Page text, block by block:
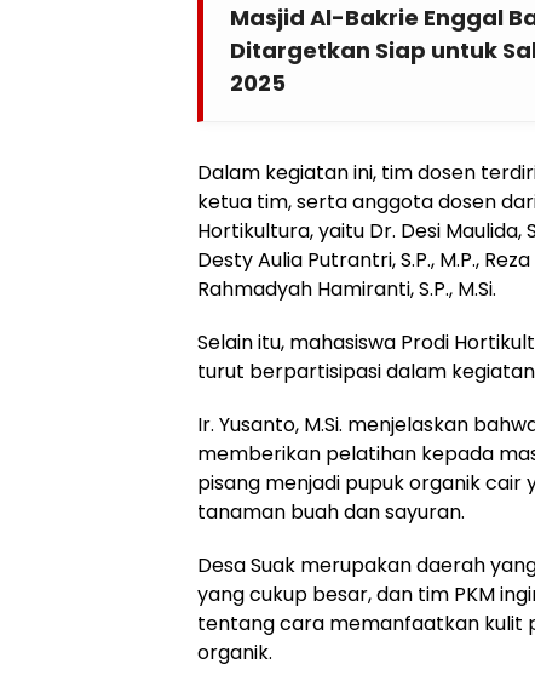
Masjid Al-Bakrie Enggal
Ditargetkan Siap untuk
2025
Dalam kegiatan ini, tim dosen
ketua tim, serta anggota dosen
Hortikultura, yaitu Dr. Desi Maulida,
Desty Aulia Putrantri, S.P., M.P., Reza
Rahmadyah Hamiranti, S.P., M.Si.
Selain itu, mahasiswa Prodi
turut berpartisipasi dalam
Ir. Yusanto, M.Si. menjelaskan
memberikan pelatihan kepada
pisang menjadi pupuk organik cair
tanaman buah dan sayuran.
Desa Suak merupakan daerah
yang cukup besar, dan tim PKM
tentang cara memanfaatkan kulit
organik.